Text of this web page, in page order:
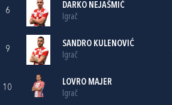
6
DARKO NEJAŠMIĆ
Igrač
9
SANDRO KULENOVIĆ
Igrač
10
LOVRO MAJER
Igrač